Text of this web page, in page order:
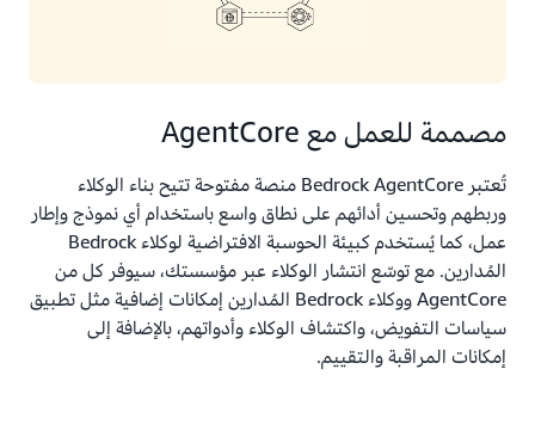
مصممة للعمل مع AgentCore
تُعتبر Bedrock AgentCore منصة مفتوحة تتيح بناء الوكلاء
وربطهم وتحسين أدائهم على نطاق واسع باستخدام أي نموذج وإطار
عمل، كما يُستخدم كبيئة الحوسبة الافتراضية لوكلاء Bedrock
المُدارين. مع توسّع انتشار الوكلاء عبر مؤسستك، سيوفر كل من
AgentCore ووكلاء Bedrock المُدارين إمكانات إضافية مثل تطبيق
سياسات التفويض، واكتشاف الوكلاء وأدواتهم، بالإضافة إلى
إمكانات المراقبة والتقييم.